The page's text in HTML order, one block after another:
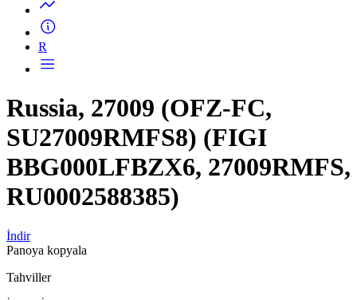
R
Russia, 27009 (OFZ-FC,
SU27009RMFS8) (FIGI
BBG000LFBZX6, 27009RMFS,
RU0002588385)
İndir
Panoya kopyala
Tahviller